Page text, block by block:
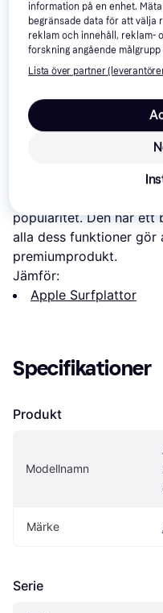
Du kan föreviga dina
surfplattans
12 megapixlar.
Då har du tur! Minnet i
Som du märker så
om iPad Pro M4 Wi-Fi
PriceRunner ser du att
popularitet. Den har ett
alla dess funktioner gör
premiumprodukt.
Jämför:
Apple Surfplattor
Specifikationer
Produkt
Modellnamn
Märke
Serie
information på en enhet.
begränsade data för att välja
reklam och innehåll, reklam-
forskning angående
Lista över partner